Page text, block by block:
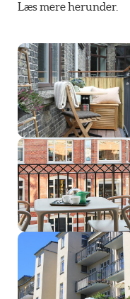
Læs mere herunder.